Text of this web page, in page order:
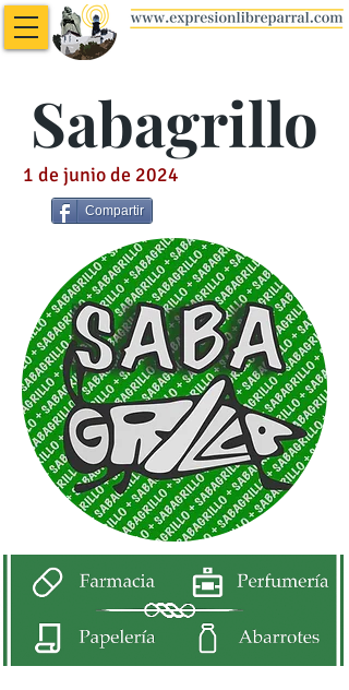
Sabagrillo
1 de junio de 2024
Compartir